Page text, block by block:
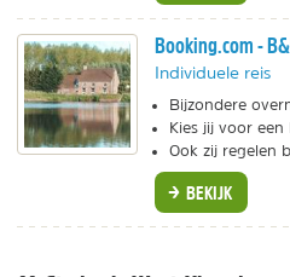
Booking.com -
Individuele reis
Bijzondere
Kies jij voor
Ook zij regelen
BEKIJK